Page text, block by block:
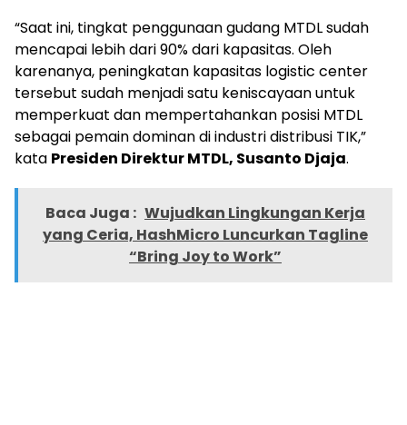
“Saat ini, tingkat penggunaan gudang MTDL sudah
mencapai lebih dari 90% dari kapasitas. Oleh
karenanya, peningkatan kapasitas logistic center
tersebut sudah menjadi satu keniscayaan untuk
memperkuat dan mempertahankan posisi MTDL
sebagai pemain dominan di industri distribusi TIK,”
kata Presiden Direktur MTDL, Susanto Djaja.
Baca Juga : Wujudkan Lingkungan Kerja
yang Ceria, HashMicro Luncurkan Tagline
“Bring Joy to Work”